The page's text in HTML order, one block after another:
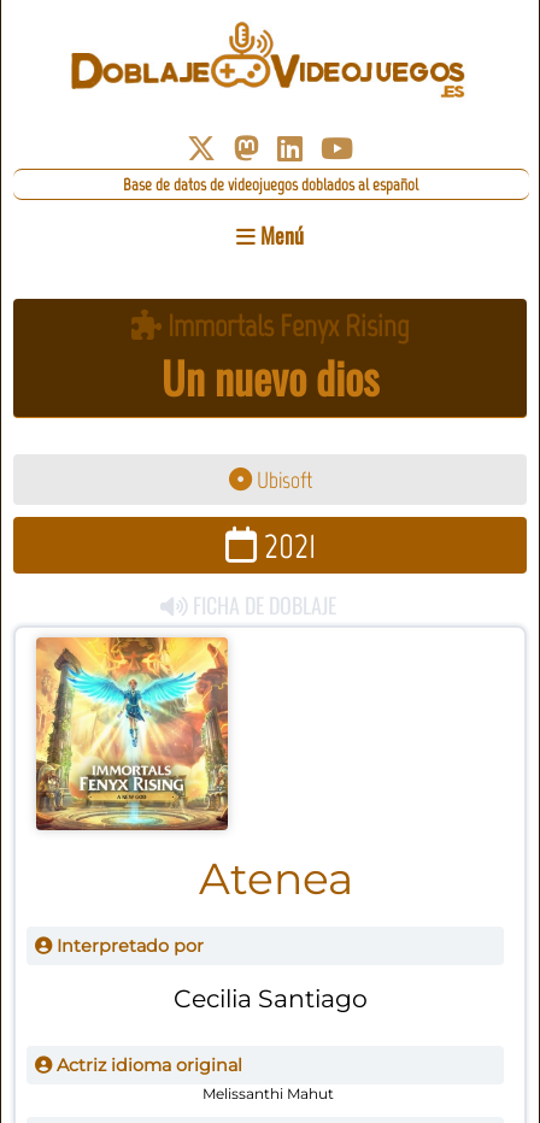
Base de datos de videojuegos doblados al español
Menú
Immortals Fenyx Rising
Un nuevo dios
Ubisoft
2021
FICHA DE DOBLAJE
Atenea
Interpretado por
Cecilia Santiago
Actriz idioma original
Melissanthi Mahut